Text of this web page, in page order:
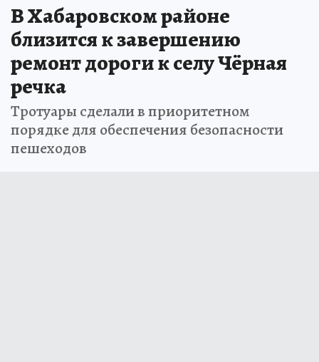
В Хабаровском районе
близится к завершению
ремонт дороги к селу Чёрная
речка
Тротуары сделали в приоритетном
порядке для обеспечения безопасности
пешеходов